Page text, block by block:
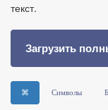
текст.
Загрузить
⌘ Символы